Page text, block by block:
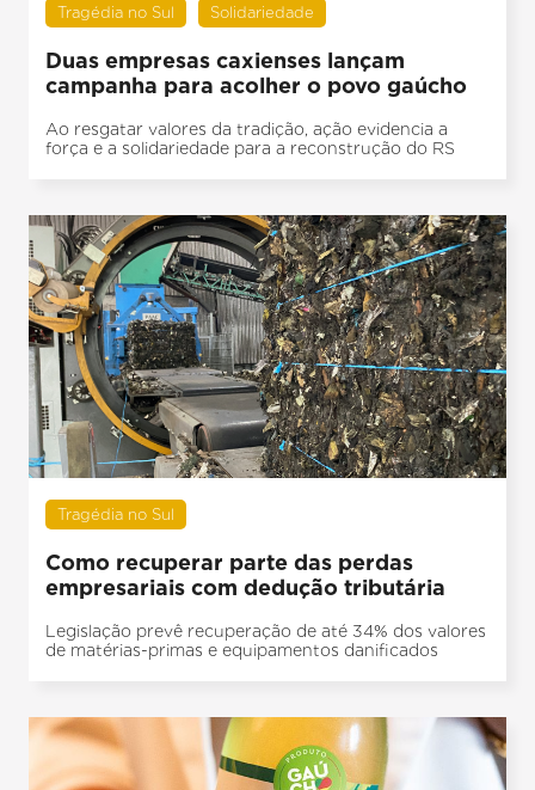
Tragédia no Sul Solidariedade
Duas empresas caxienses lançam
campanha para acolher o povo gaúcho
Ao resgatar valores da tradição, ação evidencia a
força e a solidariedade para a reconstrução do RS
Tragédia no Sul
Como recuperar parte das perdas
empresariais com dedução tributária
Legislação prevê recuperação de até 34% dos valores
de matérias-primas e equipamentos danificados